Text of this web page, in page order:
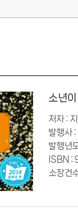
소년
저자 :
발행사 :
발행년
ISBN
소장건